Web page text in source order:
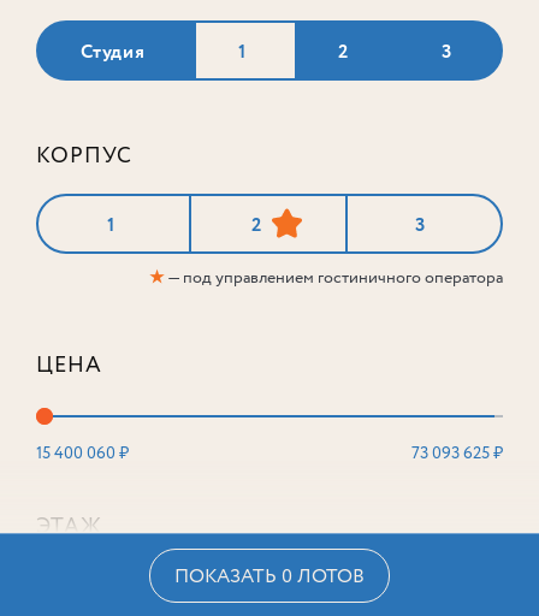
Студия 1 2 3
КОРПУС
1 2 3
★— под управлением гостиничного оператора
ЦЕНА
15 400 060 ₽ 73 093 625 ₽
ЭТАЖ
ПОКАЗАТЬ 0 ЛОТОВ